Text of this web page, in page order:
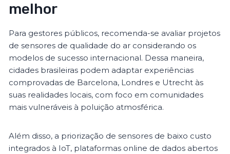
melhor
Para gestores públicos, recomenda-se avaliar projetos
de sensores de qualidade do ar considerando os
modelos de sucesso internacional. Dessa maneira,
cidades brasileiras podem adaptar experiências
comprovadas de Barcelona, Londres e Utrecht às
suas realidades locais, com foco em comunidades
mais vulneráveis à poluição atmosférica.
Além disso, a priorização de sensores de baixo custo
integrados à IoT, plataformas online de dados abertos